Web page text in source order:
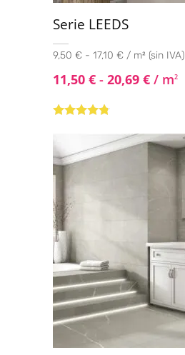
Serie LEEDS
9,50 € - 17,10 € / m² (sin IVA)
11,50 € - 20,69 € / m2
5